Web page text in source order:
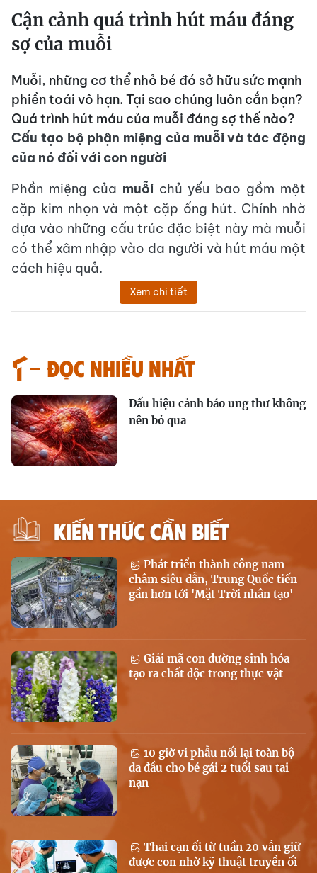
Cận cảnh quá trình hút máu đáng
sợ của muỗi
Muỗi, những cơ thể nhỏ bé đó sở hữu sức mạnh
phiền toái vô hạn. Tại sao chúng luôn cắn bạn?
Quá trình hút máu của muỗi đáng sợ thế nào?
Cấu tạo bộ phận miệng của muỗi và tác động
của nó đối với con người
Phần miệng của muỗi chủ yếu bao gồm một
cặp kim nhọn và một cặp ống hút. Chính nhờ
dựa vào những cấu trúc đặc biệt này mà muỗi
có thể xâm nhập vào da người và hút máu một
cách hiệu quả.
Xem chi tiết
Đọc nhiều nhất
Dấu hiệu cảnh báo ung thư không
nên bỏ qua
KIẾN THỨC CẦN BIẾT
Phát triển thành công nam
châm siêu dẫn, Trung Quốc tiến
gần hơn tới 'Mặt Trời nhân tạo'
Giải mã con đường sinh hóa
tạo ra chất độc trong thực vật
10 giờ vi phẫu nối lại toàn bộ
da đầu cho bé gái 2 tuổi sau tai
nạn
Thai cạn ối từ tuần 20 vẫn giữ
được con nhờ kỹ thuật truyền ối